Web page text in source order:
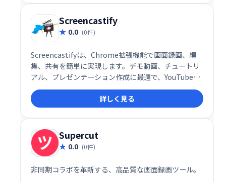
らゆるモバイルデバイスで共有可能です。効率的なe
ラーニングコンテンツ制作を実現します。
Screencastify
0.0 (0件)
Screencastifyは、Chrome拡張機能で画面録画、編
集、共有を簡単に実現します。デモ動画、チュートリ
アル、プレゼンテーション作成に最適で、YouTubeへ
の公開やGoogleドライブでの共有、MP3/MP4へのエ
クスポートも可能です。学校、カスタマーサポート、
営業チームなど、幅広い用途でご利用いただけます。
詳しく見る
Supercut
0.0 (0件)
非同期コラボを革新する、高品質な画面録画ツール。